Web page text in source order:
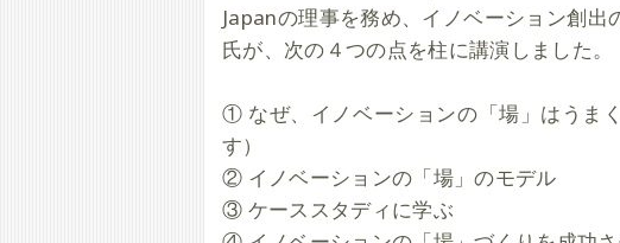
Japanの理事を務め、イノベーション創
氏が、次の４つの点を柱に講演しました。
① なぜ、イノベーションの「場」はうま
す）
② イノベーションの「場」のモデル
③ ケーススタディに学ぶ